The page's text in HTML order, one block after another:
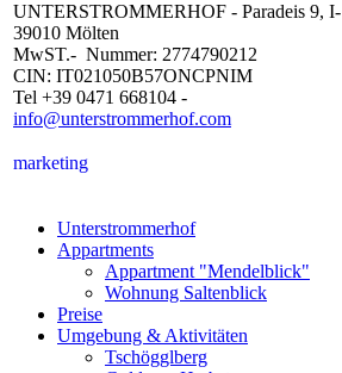
UNTERSTROMMERHOF - Paradeis 9, I-
39010 Mölten
MwST.- Nummer: 2774790212
CIN: IT021050B57ONCPNIM
Tel +39 0471 668104 -
info@unterstrommerhof.com
marketing
Unterstrommerhof
Appartments
Appartment "Mendelblick"
Wohnung Saltenblick
Preise
Umgebung & Aktivitäten
Tschögglberg